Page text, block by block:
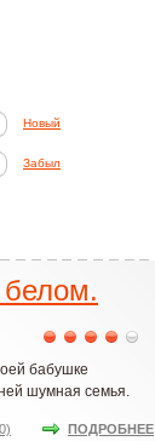
Новый
Забыл
бабушке
шумная семья.
ПОДРОБНЕЕ